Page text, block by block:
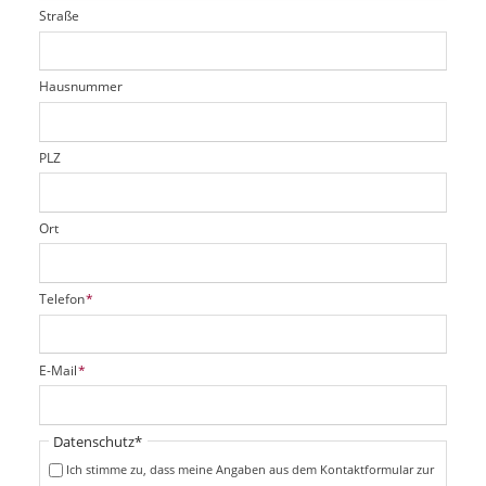
t
r
d
f
e
d
i
c
t
f
e
d
Straße
Hausnummer
PLZ
Ort
P
f
i
c
t
f
Telefon*
P
f
i
E-Mail*
Pflichtfeld
Datenschutz*
Ich stimme zu, dass meine Angaben aus dem Kontaktformular zur